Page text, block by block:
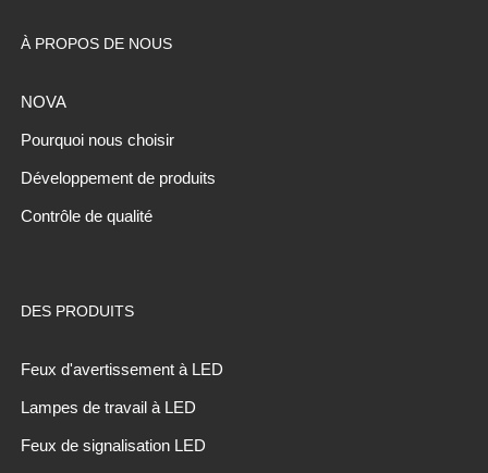
À PROPOS DE NOUS
NOVA
Pourquoi nous choisir
Développement de produits
Contrôle de qualité
DES PRODUITS
Feux d'avertissement à LED
Lampes de travail à LED
Feux de signalisation LED